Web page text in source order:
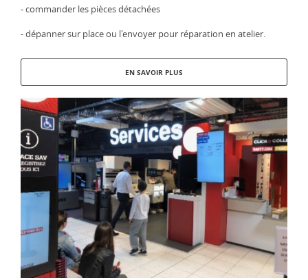
- commander les pièces détachées
- dépanner sur place ou l'envoyer pour réparation en atelier.
EN SAVOIR PLUS